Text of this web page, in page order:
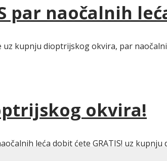
par naočalnih
uz kupnju dioptrijskog okvira, par
okvira!
leća dobit ćete GRATIS! uz